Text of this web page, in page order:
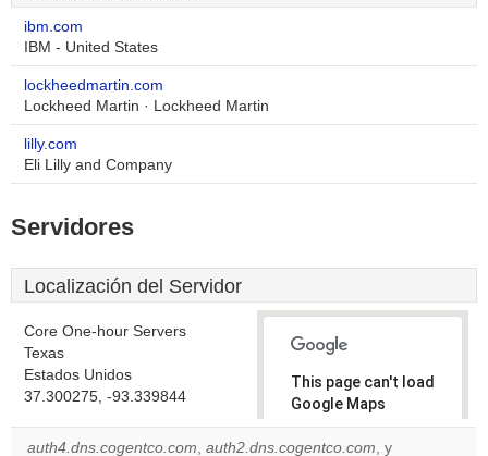
ibm.com
IBM - United States
lockheedmartin.com
Lockheed Martin · Lockheed Martin
lilly.com
Eli Lilly and Company
Servidores
Localización del Servidor
Core One-hour Servers
Texas
Estados Unidos
37.300275, -93.339844
This page can't load
Google Maps
correctly.
auth4.dns.cogentco.com, auth2.dns.cogentco.com, y